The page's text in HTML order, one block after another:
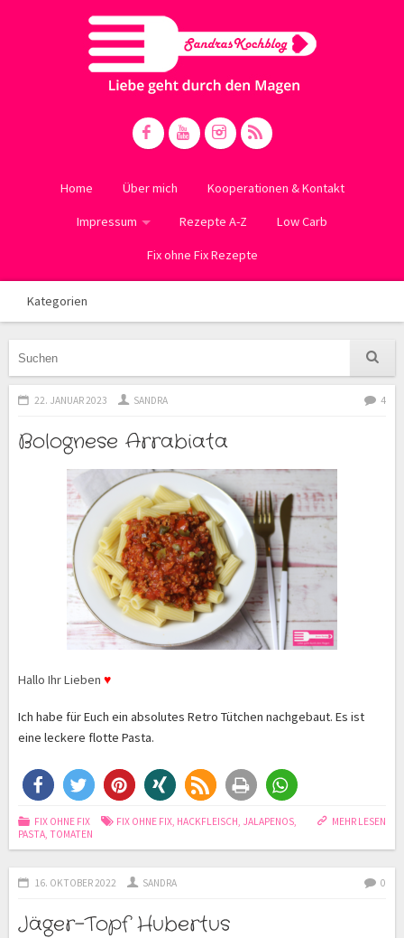
Home Über mich Kooperationen & Kontakt
Impressum Rezepte A-Z Low Carb
Fix ohne Fix Rezepte
Kategorien
22. JANUAR 2023 SANDRA 4
Bolognese Arrabiata
Hallo Ihr Lieben ♥
Ich habe für Euch ein absolutes Retro Tütchen nachgebaut. Es ist
eine leckere flotte Pasta.
MEHR LESEN
FIX OHNE FIX FIX OHNE FIX, HACKFLEISCH, JALAPENOS,
PASTA, TOMATEN
16. OKTOBER 2022 SANDRA 0
Jäger-Topf Hubertus